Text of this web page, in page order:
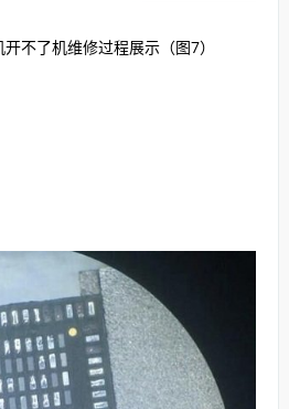
不了机维修过程展示（图7）